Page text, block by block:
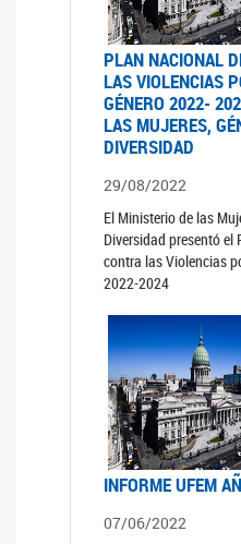
PLAN NACIONAL
LAS VIOLENCIAS
GÉNERO 2022-
LAS MUJERES,
DIVERSIDAD
29/08/2022
El Ministerio de las
Diversidad presentó
contra las Violencias
2022-2024
INFORME UFEM
07/06/2022